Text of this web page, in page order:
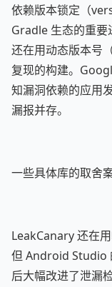
依赖版本锁定（
Gradle 生态的重
还在用动态版本号
复现的构建。
知漏洞依赖的应用
漏报并存。
一些具体库的取舍案
LeakCanary 还在
但 Android Studio
后大幅改进了泄漏